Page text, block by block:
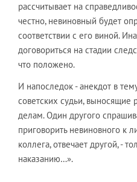
рассчитывает на
честно, невиновный будет
соответствии с его виной.
договориться на стадии
что положено.
И напоследок - анекдот в
советских судьи,
делам. Один другого
приговорить невиновного к
коллега, отвечает другой, -
наказанию…».